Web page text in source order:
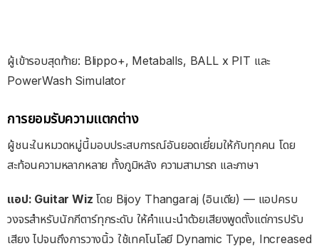
ผู้เข้ารอบสุดท้าย: Blippo+, Metaballs, BALL x PIT และ
PowerWash Simulator
การยอมรับความแตกต่าง
ผู้ชนะในหมวดหมู่นี้มอบประสบการณ์อันยอดเยี่ยมให้กับทุกคน โดย
สะท้อนความหลากหลาย ทั้งภูมิหลัง ความสามารถ และภาษา
แอป: Guitar Wiz โดย Bijoy Thangaraj (อินเดีย) — แอปครบ
วงจรสำหรับนักกีตาร์ทุกระดับ ให้คำแนะนำด้วยเสียงพูดตั้งแต่การปรับ
เสียง ไปจนถึงการวางนิ้ว ใช้เทคโนโลยี Dynamic Type, Increased